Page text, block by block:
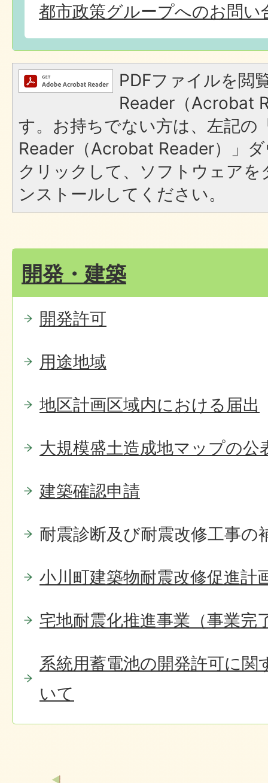
都市政策グループへのお問い
PDFファイルを閲
Reader（Acrobat
す。お持ちでない方は、左記の
Reader（Acrobat Reader）」
クリックして、ソフトウェア
ンストールしてください。
開発・建築
開発許可
用途地域
地区計画区域内における届出
大規模盛土造成地マップの公
建築確認申請
耐震診断及び耐震改修工事の
小川町建築物耐震改修促進計
宅地耐震化推進事業（事業完
系統用蓄電池の開発許可に
いて